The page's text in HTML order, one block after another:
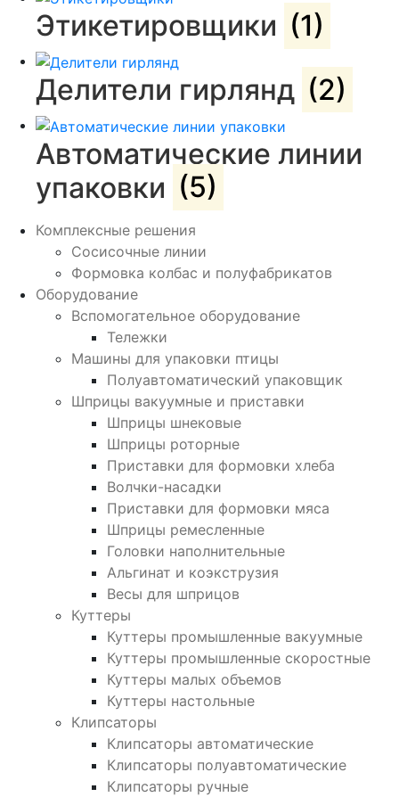
Этикетировщики (1)
Делители гирлянд (2)
Автоматические линии
упаковки (5)
Комплексные решения
Сосисочные линии
Формовка колбас и полуфабрикатов
Оборудование
Вспомогательное оборудование
Тележки
Машины для упаковки птицы
Полуавтоматический упаковщик
Шприцы вакуумные и приставки
Шприцы шнековые
Шприцы роторные
Приставки для формовки хлеба
Волчки-насадки
Приставки для формовки мяса
Шприцы ремесленные
Головки наполнительные
Альгинат и коэкструзия
Весы для шприцов
Куттеры
Куттеры промышленные вакуумные
Куттеры промышленные скоростные
Куттеры малых объемов
Куттеры настольные
Клипсаторы
Клипсаторы автоматические
Клипсаторы полуавтоматические
Клипсаторы ручные